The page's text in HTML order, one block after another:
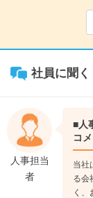
百貨店へ配属。
付帯業務を覚え
2年目の終わりご
↓
《入社3年目》
店長に着任！人
成、本社との連
お客様にエアウ
社員に聞
人事担当
者
■人
コ
当社
る会
く